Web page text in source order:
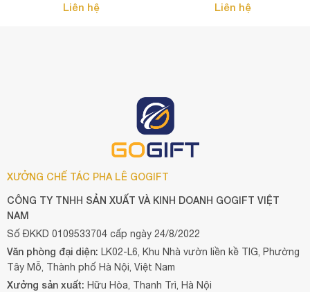
Liên hệ Liên hệ
XƯỞNG CHẾ TÁC PHA LÊ GOGIFT
CÔNG TY TNHH SẢN XUẤT VÀ KINH DOANH GOGIFT VIỆT
NAM
Số ĐKKD 0109533704 cấp ngày 24/8/2022
Văn phòng đại diện: LK02-L6, Khu Nhà vườn liền kề TIG, Phường
Tây Mỗ, Thành phố Hà Nội, Việt Nam
Xưởng sản xuất: Hữu Hòa, Thanh Trì, Hà Nội